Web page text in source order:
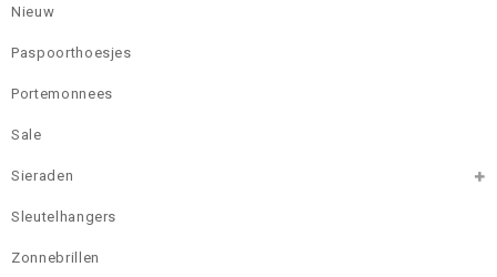
Nieuw
Paspoorthoesjes
Portemonnees
Sale
Sieraden
Sleutelhangers
Zonnebrillen